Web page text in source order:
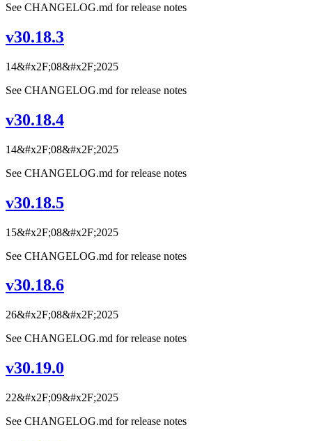
See CHANGELOG.md for release notes
v30.18.3
14&#x2F;08&#x2F;2025
See CHANGELOG.md for release notes
v30.18.4
14&#x2F;08&#x2F;2025
See CHANGELOG.md for release notes
v30.18.5
15&#x2F;08&#x2F;2025
See CHANGELOG.md for release notes
v30.18.6
26&#x2F;08&#x2F;2025
See CHANGELOG.md for release notes
v30.19.0
22&#x2F;09&#x2F;2025
See CHANGELOG.md for release notes